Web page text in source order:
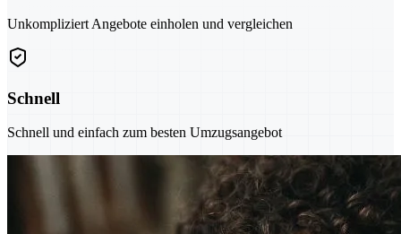
Unkompliziert Angebote einholen und vergleichen
Schnell
Schnell und einfach zum besten Umzugsangebot